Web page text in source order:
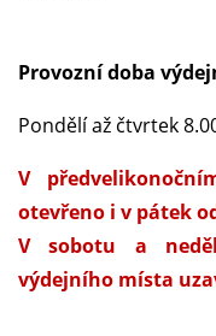
Provozní doba
Pondělí až čtvrtek
V
otevřeno i v pátek
V sobotu a
výdejního místa